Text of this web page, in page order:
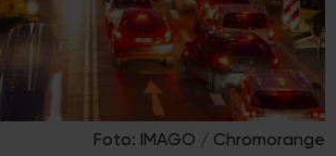
Foto: IMAGO / Chromorange